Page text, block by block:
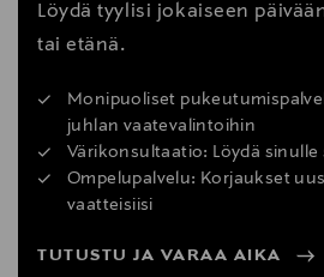
Löydä tyylisi jokaiseen
tai etänä.
Monipuoliset
juhlan vaatevalintoihin
Värikonsultaatio: Löydä sinulle
Ompelupalvelu: Korjaukset
vaatteisiisi
TUTUSTU JA VARAA AIKA